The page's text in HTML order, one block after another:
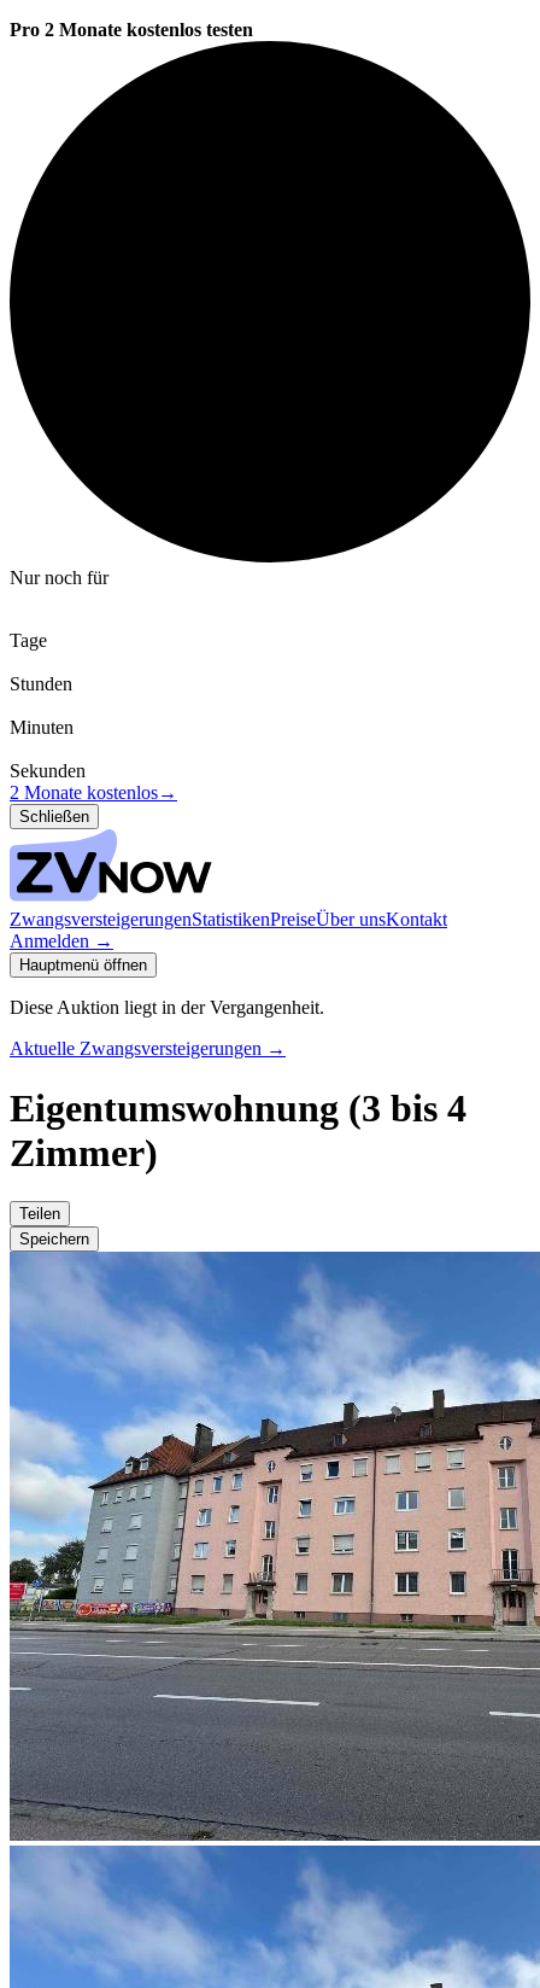
Pro 2 Monate kostenlos testen
Nur noch für
Tage
Stunden
Minuten
Sekunden
2 Monate kostenlos→
Schließen
ZwangsversteigerungenStatistikenPreiseÜber unsKontakt
Anmelden →
Hauptmenü öffnen
Diese Auktion liegt in der Vergangenheit.
Aktuelle Zwangsversteigerungen →
Eigentumswohnung (3 bis 4
Zimmer)
Teilen
Speichern